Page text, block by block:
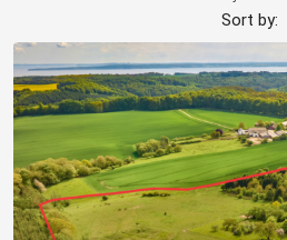
Sort by: